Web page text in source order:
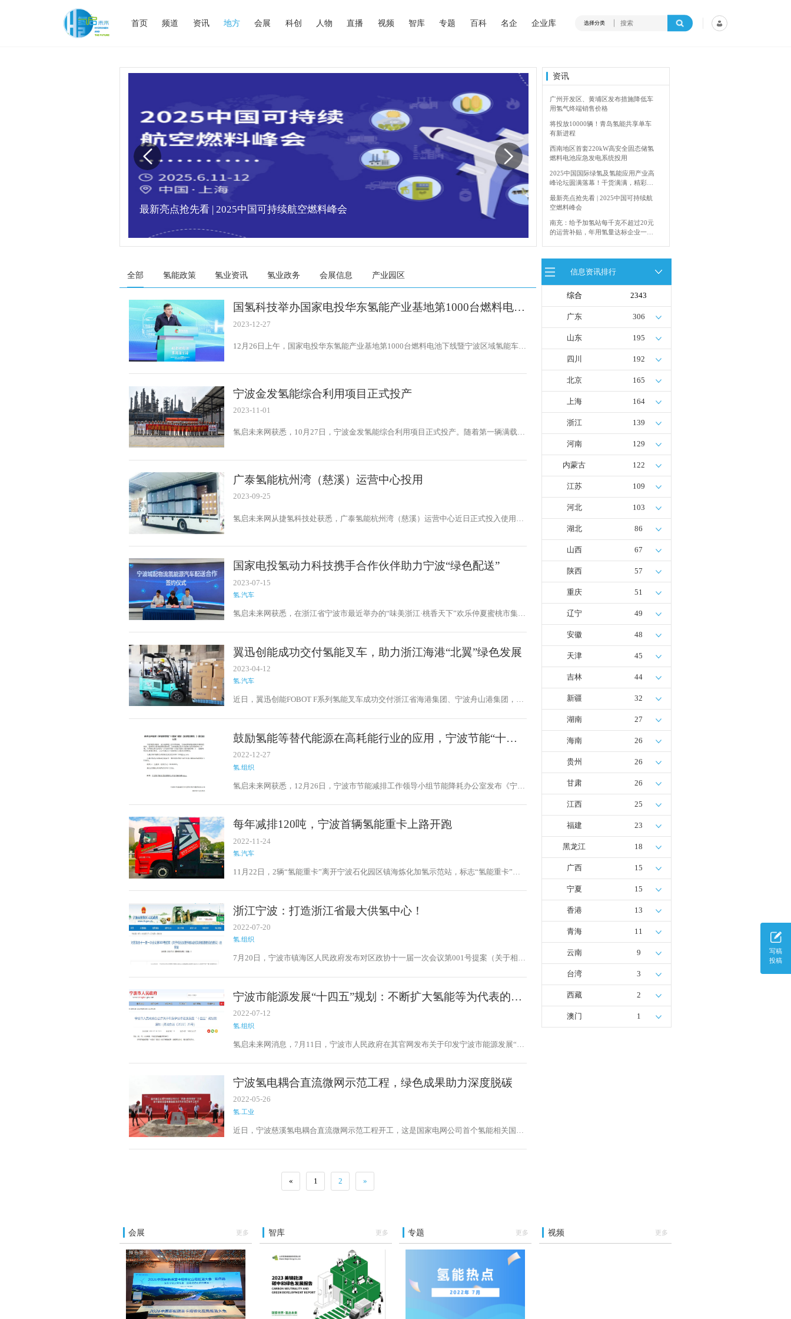
首页 频道 资讯 地方 会展 科创 人物 直播 视频 智库 专题 百科 名企 企业库 选择分类
最新亮点抢先看 | 2025中国可持续航空燃料峰会 内蒙古能源局：2024年加快建设输氢管道网络
资讯
广州开发区、黄埔区发布措施降低车
用氢气终端销售价格
将投放10000辆！青岛氢能共享单车
有新进程
西南地区首套220kW高安全固态储氢
燃料电池应急发电系统投用
2025中国国际绿氢及氢能应用产业高
峰论坛圆满落幕！干货满满，精彩瞬
最新亮点抢先看 | 2025中国可持续航
空燃料峰会
南充：给予加氢站每千克不超过20元
的运营补贴，年用氢量达标企业一次
青岛氢能新跨越：海德利森携手打造
全球首台套！240吨氢能矿用刚性自
发成果验收工作会议在呼伦贝尔举行
新疆俊瑞温宿规模化制绿氢项目开工
仪式在温宿县成功举办
荷兰氢能产业联盟到访天德工业装
能产业发展举办交流会
写稿
投稿
全部 氢能政策 氢业资讯 氢业政务 会展信息 产业园区
国氢科技举办国家电投华东氢能产业基地第1000台燃料电池
下线暨宁波区域氢能车辆批量交付仪式
2023-12-27
12月26日上午，国家电投华东氢能产业基地第1000台燃料电池下线暨宁波区域氢能车辆
宁波金发氢能综合利用项目正式投产
2023-11-01
氢启未来网获悉，10月27日，宁波金发氢能综合利用项目正式投产。随着第一辆满载纯
广泰氢能杭州湾（慈溪）运营中心投用
2023-09-25
氢启未来网从捷氢科技处获悉，广泰氢能杭州湾（慈溪）运营中心近日正式投入使用，
国家电投氢动力科技携手合作伙伴助力宁波“绿色配送”
2023-07-15
氢.汽车
氢启未来网获悉，在浙江省宁波市最近举办的“味美浙江·桃香天下”欢乐仲夏蜜桃市集
市集活动。这次市集活动上，宁波菜篮子行业协会组织的相关各方展示了即将在宁波市
场投放的氢能城配物流车辆。未来，宁波市将继续全力支持氢能产业的发展，为构建世
界级新能源产业做出新的更大贡献。
翼迅创能成功交付氢能叉车，助力浙江海港“北翼”绿色发展
2023-04-12
氢.汽车
近日，翼迅创能FOBOT F系列氢能叉车成功交付浙江省海港集团、宁波舟山港集团，首
交付的翼迅创能FOBOT-F3035氢能叉车具有低噪音、耐低温、输出电力恒定、充能时间
短等优势，并且无需进行电力改造，帮助企业实现零碳排。作为氢能物料搬运解决方案
供应商，翼迅创能着眼于氢能叉车等非道路车辆领域，助力嘉兴市开辟氢能细分新赛
道，同时带动氢能全产业链协同发展。
鼓励氢能等替代能源在高耗能行业的应用，宁波节能“十四
五”规划（征求意见稿）发布！
2022-12-27
氢.组织
氢启未来网获悉，12月26日，宁波市节能减排工作领导小组节能降耗办公室发布《宁波
每年减排120吨，宁波首辆氢能重卡上路开跑
2022-11-24
氢.汽车
11月22日，2辆“氢能重卡”离开宁波石化园区镇海炼化加氢示范站，标志“氢能重卡”首
提下再添“氢成员”先后助推宁波市实现“氢能大巴”和“氢能重卡”两个零突破。2021年6
月25日，镇海炼化建成宁波市首座加氢示范站，每日加氢能力可达500KG，并在宁波搭
建了第一个氢能应用场景。
浙江宁波：打造浙江省最大供氢中心！
2022-07-20
氢.组织
7月20日，宁波市镇海区人民政府发布对区政协十一届一次会议第001号提案（关于相应
宁波市能源发展“十四五”规划：不断扩大氢能等为代表的新
技术应用场景
2022-07-12
氢.组织
氢启未来网消息，7月11日，宁波市人民政府在其官网发布关于印发宁波市能源发展“十
宁波氢电耦合直流微网示范工程，绿色成果助力深度脱碳
2022-05-26
氢.工业
近日，宁波慈溪氢电耦合直流微网示范工程开工，这是国家电网公司首个氢能相关国家
国际领先水平。慈溪滨海经济开发区相关负责人表示，这将加快宁波氢能产业集群的高
« 1 2 »
信息资讯排行
综合 2343
广东 306
山东 195
四川 192
北京 165
上海 164
浙江 139
河南 129
内蒙古 122
江苏 109
河北 103
湖北 86
山西 67
陕西 57
重庆 51
辽宁 49
安徽 48
天津 45
吉林 44
新疆 32
湖南 27
海南 26
贵州 26
甘肃 26
江西 25
福建 23
黑龙江 18
广西 15
宁夏 15
香港 13
青海 11
云南 9
台湾 3
西藏 2
澳门 1
会展 更多 智库 更多 专题 更多 视频 更多